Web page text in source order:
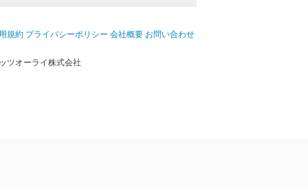
規約 プライバシーポリシー 会社概要 お問い合わせ
ツオーライ株式会社